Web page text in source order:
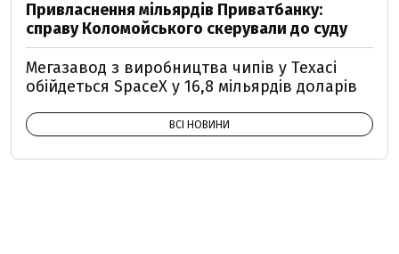
Привласнення мільярдів Приватбанку:
справу Коломойського скерували до суду
Мегазавод з виробництва чипів у Техасі
обійдеться SpaceX у 16,8 мільярдів доларів
ВСІ НОВИНИ